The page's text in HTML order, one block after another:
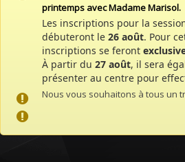
printemps avec Madame Marisol.
Les inscriptions pour la
débuteront le 26 août. Pour
inscriptions se feront
À partir du 27 août, il sera
présenter au centre pour
Nous vous souhaitons à tous un